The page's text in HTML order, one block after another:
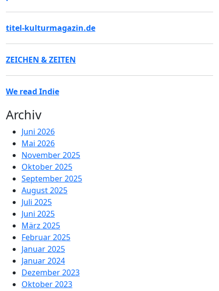
titel-kulturmagazin.de
ZEICHEN & ZEITEN
We read Indie
Archiv
Juni 2026
Mai 2026
November 2025
Oktober 2025
September 2025
August 2025
Juli 2025
Juni 2025
März 2025
Februar 2025
Januar 2025
Januar 2024
Dezember 2023
Oktober 2023